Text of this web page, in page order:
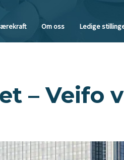
Om oss Ledige
– Veifo